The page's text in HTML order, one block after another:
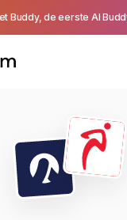
Buddy, de eerste AI